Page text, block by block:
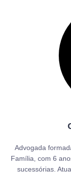
Advogada
Família, com 6
sucessórias.